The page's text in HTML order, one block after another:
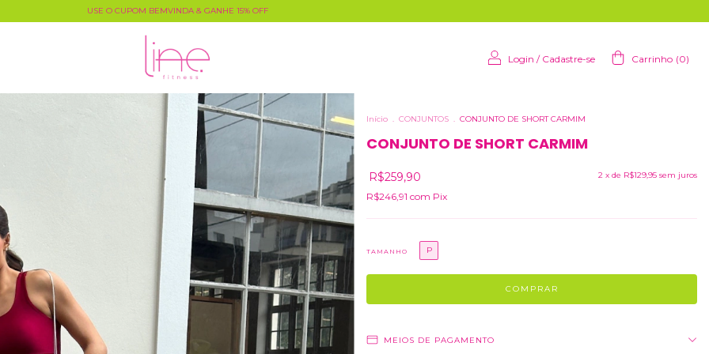
USE O CUPOM BEMVINDA & GANHE 15% OFF
Login / Cadastre-se Carrinho (0)
Início . CONJUNTOS . CONJUNTO DE SHORT CARMIM
CONJUNTO DE SHORT CARMIM
R$259,90 2 x de R$129,95 sem juros
R$246,91 com Pix
TAMANHO P
MEIOS DE PAGAMENTO